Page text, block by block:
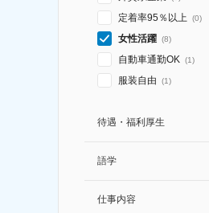
定着率95％以上 (0)
女性活躍 (8)
自動車通勤OK (1)
服装自由 (1)
待遇・福利厚生
語学
仕事内容